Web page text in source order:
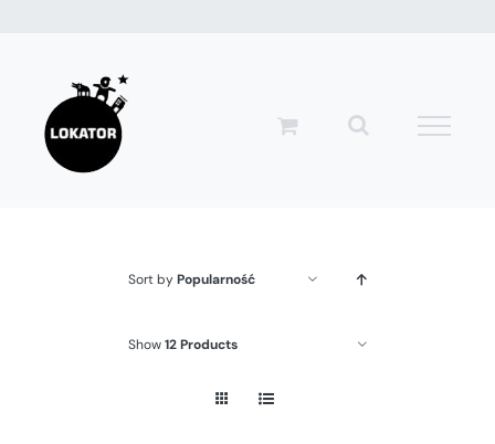
zawartości
Sort byPopularność
Show12 Products